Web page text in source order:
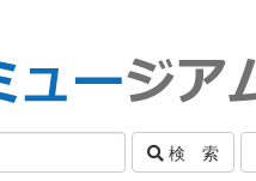
検 索